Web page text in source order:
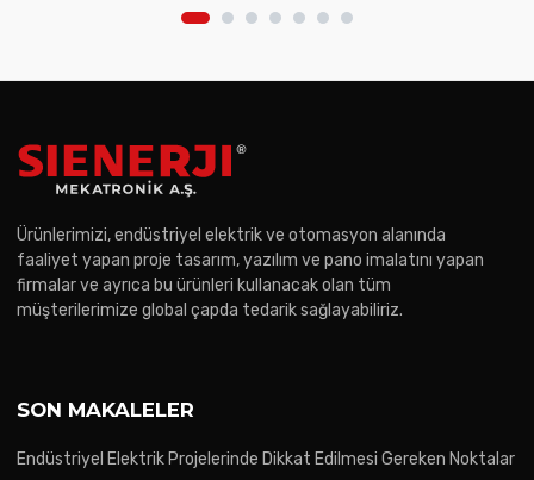
Ürünlerimizi, endüstriyel elektrik ve otomasyon alanında
faaliyet yapan proje tasarım, yazılım ve pano imalatını yapan
firmalar ve ayrıca bu ürünleri kullanacak olan tüm
müşterilerimize global çapda tedarik sağlayabiliriz.
SON MAKALELER
Endüstriyel Elektrik Projelerinde Dikkat Edilmesi Gereken Noktalar